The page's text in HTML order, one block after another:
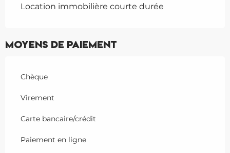
Location immobilière courte durée
Moyens de paiement
Chèque
Virement
Carte bancaire/crédit
Paiement en ligne